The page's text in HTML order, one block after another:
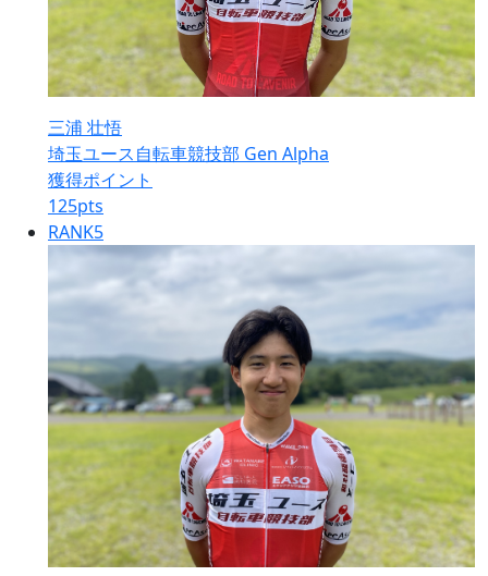
三浦 壮悟
埼玉ユース自転車競技部 Gen Alpha
獲得ポイント
125pts
RANK5